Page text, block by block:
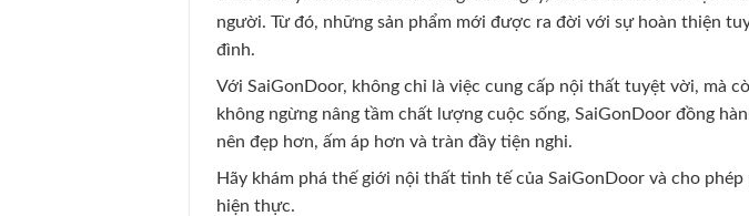
người. Từ đó, những sản phẩm mới được ra đời với sự hoàn thiện
đình.
Với SaiGonDoor, không chỉ là việc cung cấp nội thất tuyệt vời, mà
không ngừng nâng tầm chất lượng cuộc sống, SaiGonDoor đồng
nên đẹp hơn, ấm áp hơn và tràn đầy tiện nghi.
Hãy khám phá thế giới nội thất tinh tế của SaiGonDoor và cho
hiện thực.